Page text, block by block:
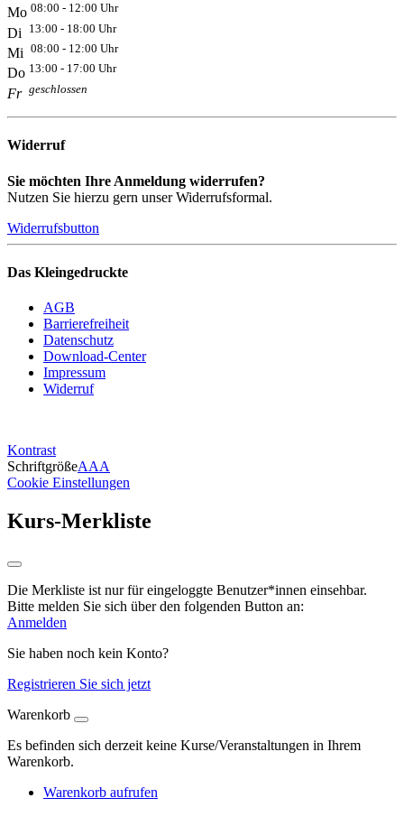
Mo 08:00 - 12:00 Uhr
Di 13:00 - 18:00 Uhr
Mi 08:00 - 12:00 Uhr
Do 13:00 - 17:00 Uhr
Fr geschlossen
Widerruf
Sie möchten Ihre Anmeldung widerrufen?
Nutzen Sie hierzu gern unser Widerrufsformal.
Widerrufsbutton
Das Kleingedruckte
AGB
Barrierefreiheit
Datenschutz
Download-Center
Impressum
Widerruf
Kontrast
SchriftgrößeAAA
Cookie Einstellungen
Kurs-Merkliste
Die Merkliste ist nur für eingeloggte Benutzer*innen einsehbar.
Bitte melden Sie sich über den folgenden Button an:
Anmelden
Sie haben noch kein Konto?
Registrieren Sie sich jetzt
Warenkorb
Es befinden sich derzeit keine Kurse/Veranstaltungen in Ihrem
Warenkorb.
Warenkorb aufrufen